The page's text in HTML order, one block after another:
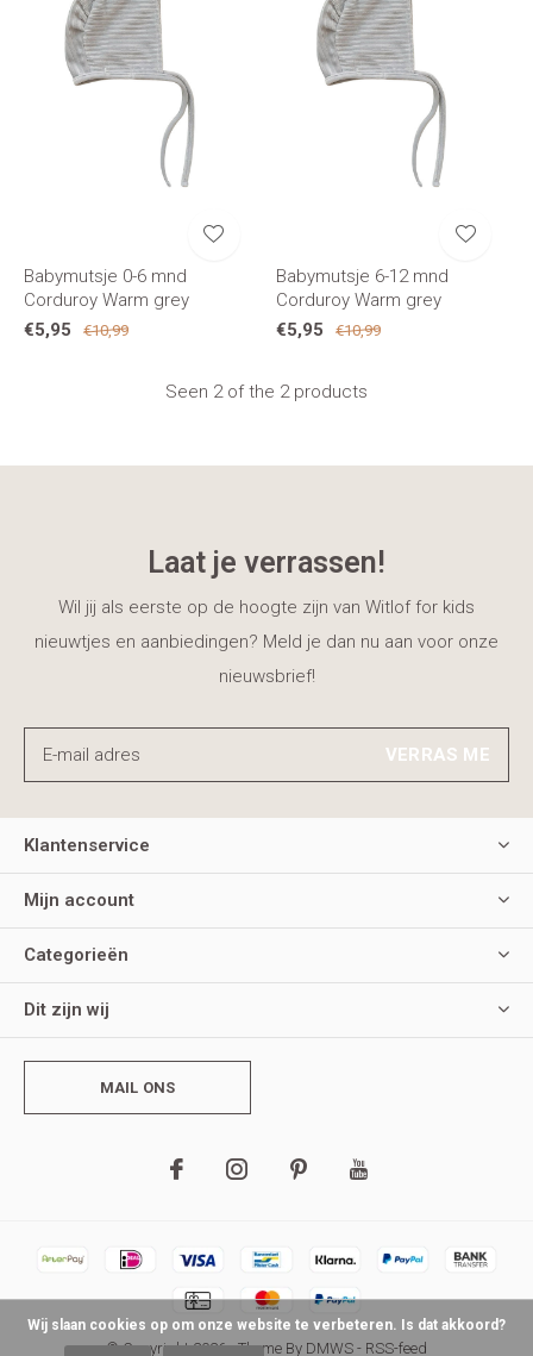
Babymutsje 0-6 mnd
Corduroy Warm grey
€5,95
€10,99
Babymutsje 6-12 mnd
Corduroy Warm grey
€5,95
€10,99
Seen 2 of the 2 products
Laat je verrassen!
Wil jij als eerste op de hoogte zijn van Witlof for kids
nieuwtjes en aanbiedingen? Meld je dan nu aan voor onze
nieuwsbrief!
VERRAS ME
Klantenservice
Mijn account
Categorieën
Dit zijn wij
MAIL ONS
© Copyright2026- Theme By DMWS - RSS-feed
Wij slaan cookies op om onze website te verbeteren. Is dat akkoord?